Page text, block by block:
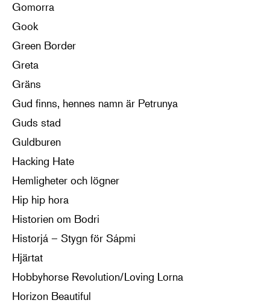
Gomorra
Gook
Green Border
Greta
Gräns
Gud finns, hennes namn är Petrunya
Guds stad
Guldburen
Hacking Hate
Hemligheter och lögner
Hip hip hora
Historien om Bodri
Historjá – Stygn för Sápmi
Hjärtat
Hobbyhorse Revolution/Loving Lorna
Horizon Beautiful